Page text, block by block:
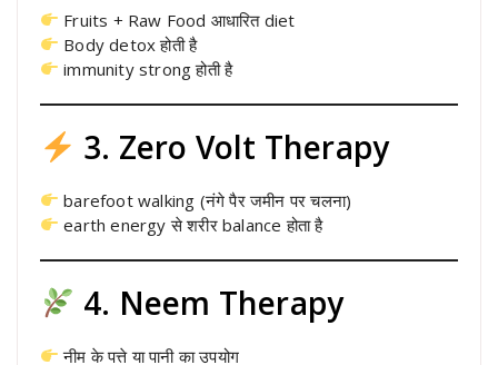
Fruits + Raw Food आधारित diet
Body detox होती है
immunity strong होती है
3. Zero Volt Therapy
barefoot walking (नंगे पैर जमीन पर चलना)
earth energy से शरीर balance होता है
4. Neem Therapy
नीम के पत्ते या पानी का उपयोग